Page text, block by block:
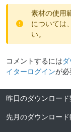
素材の使用
については
い。
コメントするには
イターログインが必
昨日のダウンロード
先月のダウンロード